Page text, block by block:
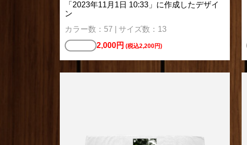
「2023年11月1日 10:33」に作成したデザイ
ン
カラー数：57 | サイズ数：13
2,000円 (税込2,200円)